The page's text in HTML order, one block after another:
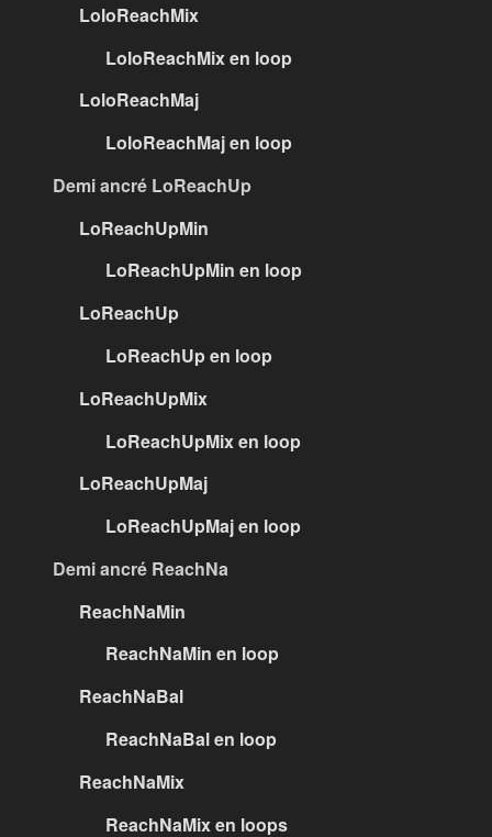
LoloReachMix
LoloReachMix en loop
LoloReachMaj
LoloReachMaj en loop
Demi ancré LoReachUp
LoReachUpMin
LoReachUpMin en loop
LoReachUp
LoReachUp en loop
LoReachUpMix
LoReachUpMix en loop
LoReachUpMaj
LoReachUpMaj en loop
Demi ancré ReachNa
ReachNaMin
ReachNaMin en loop
ReachNaBal
ReachNaBal en loop
ReachNaMix
ReachNaMix en loops